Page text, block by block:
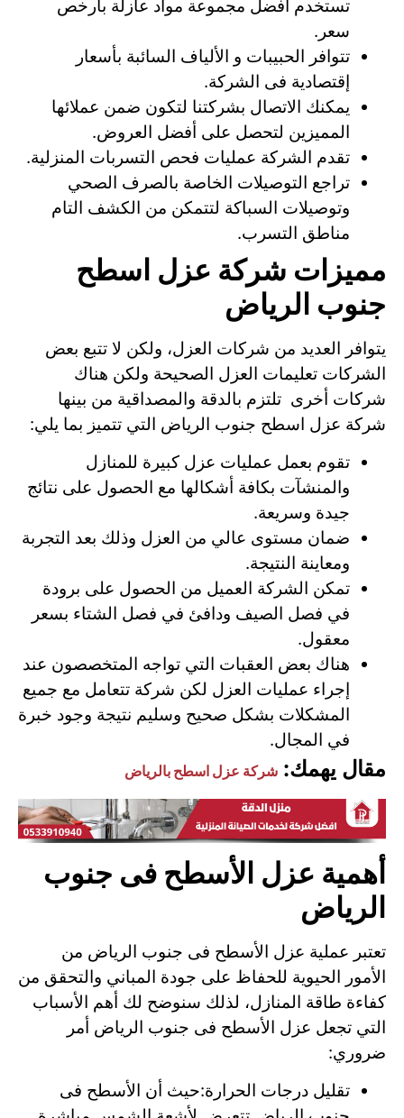
تستخدم أفضل مجموعة مواد عازلة بأرخص
سعر.
تتوافر الحبيبات و الألياف السائبة بأسعار
إقتصادية فى الشركة.
يمكنك الاتصال بشركتنا لتكون ضمن عملائها
المميزين لتحصل على أفضل العروض.
تقدم الشركة عمليات فحص التسربات المنزلية.
تراجع التوصيلات الخاصة بالصرف الصحي
وتوصيلات السباكة لتتمكن من الكشف التام
مناطق التسرب.
مميزات شركة عزل اسطح
جنوب الرياض
يتوافر العديد من شركات العزل، ولكن لا تتبع بعض
الشركات تعليمات العزل الصحيحة ولكن هناك
شركات أخرى تلتزم بالدقة والمصداقية من بينها
شركة عزل اسطح جنوب الرياض التي تتميز بما يلي:
تقوم بعمل عمليات عزل كبيرة للمنازل
والمنشآت بكافة أشكالها مع الحصول على نتائج
جيدة وسريعة.
ضمان مستوى عالي من العزل وذلك بعد التجربة
ومعاينة النتيجة.
تمكن الشركة العميل من الحصول على برودة
في فصل الصيف ودافئ في فصل الشتاء بسعر
معقول.
هناك بعض العقبات التي تواجه المتخصصون عند
إجراء عمليات العزل لكن شركة تتعامل مع جميع
المشكلات بشكل صحيح وسليم نتيجة وجود خبرة
في المجال.
مقال يهمك: شركة عزل اسطح بالرياض
أهمية عزل الأسطح فى جنوب
الرياض
تعتبر عملية عزل الأسطح فى جنوب الرياض من
الأمور الحيوية للحفاظ على جودة المباني والتحقق من
كفاءة طاقة المنازل، لذلك سنوضح لك أهم الأسباب
التي تجعل عزل الأسطح فى جنوب الرياض أمر
ضروري:
تقليل درجات الحرارة:حيث أن الأسطح فى